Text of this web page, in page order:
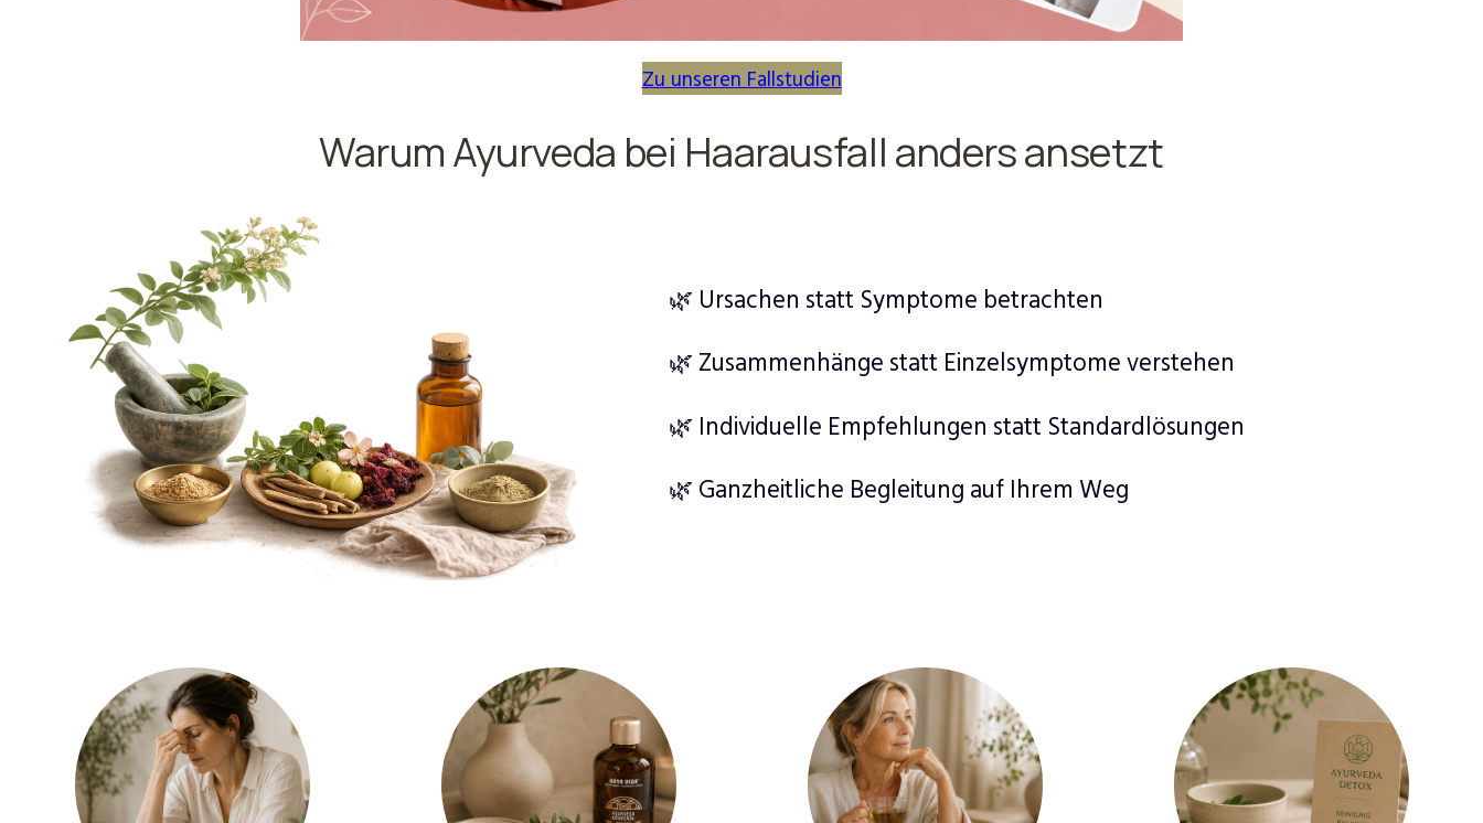
Zu unseren Fallstudien
Warum Ayurveda bei Haarausfall anders ansetzt
🌿 Ursachen statt Symptome betrachten
🌿 Zusammenhänge statt Einzelsymptome verstehen
🌿 Individuelle Empfehlungen statt Standardlösungen
🌿 Ganzheitliche Begleitung auf Ihrem Weg